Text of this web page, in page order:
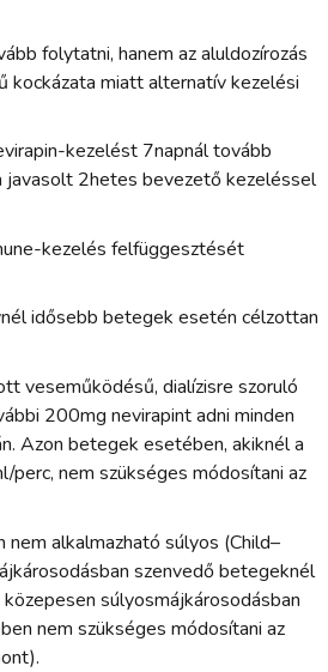
folytatni, hanem az aluldozírozás
kockázata miatt alternatív kezelési
kezelést 7napnál tovább
javasolt 2hetes bevezető kezeléssel
kezelés felfüggesztését
idősebb betegek esetén célzottan
veseműködésű, dialízisre szoruló
200mg nevirapint adni minden
Azon betegek esetében, akiknél a
perc, nem szükséges módosítani az
nem alkalmazható súlyos (Child–
szenvedő betegeknél
súlyosmájkárosodásban
nem szükséges módosítani az